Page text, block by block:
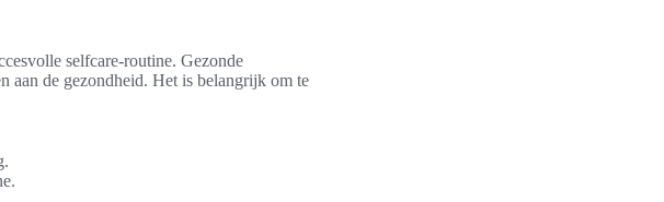
selfcare-routine. Gezonde
aan de gezondheid. Het is belangrijk om te